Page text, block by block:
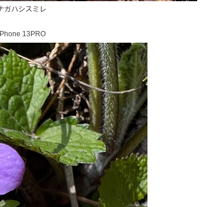
ガハシスミレ
13PRO